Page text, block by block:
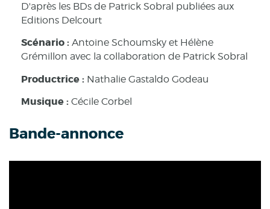
D'après les BDs de Patrick Sobral publiées aux
Editions Delcourt
Scénario : Antoine Schoumsky et Hélène
Grémillon avec la collaboration de Patrick Sobral
Productrice : Nathalie Gastaldo Godeau
Musique : Cécile Corbel
Bande-annonce